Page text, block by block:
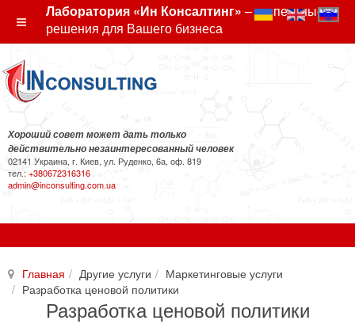
Лаборатория «Ин Консалтинг» – экспертные
решения для Вашего бизнеса
Хороший совет может дать только
действительно незаинтересованный человек
02141 Украина, г. Киев, ул. Руденко, 6а, оф. 819
тел.: +380672316316
admin@inconsulting.com.ua
Главная Другие услуги
Маркетинговые услуги
Разработка ценовой политики
Разработка ценовой политики